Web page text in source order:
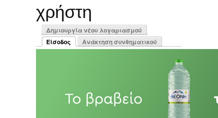
χρήστη
Πρωτεύουσες καρτέλες
Δημιουργία νέου λογαριασμού
Είσοδος
(ενεργή καρτέλα)
Ανάκτηση συνθηματικού